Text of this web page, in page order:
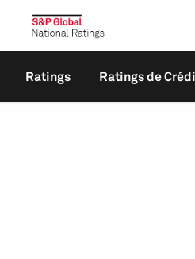
Ratings Ratings de